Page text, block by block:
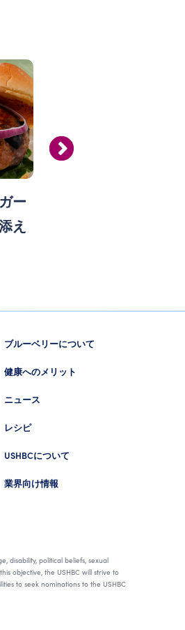
ー
え
ブルーベリーについて
健康へのメリット
ニュース
レシピ
USHBCについて
業界向け情報
disability, political beliefs, sexual
objective, the USHBC will strive to
to seek nominations to the USHBC